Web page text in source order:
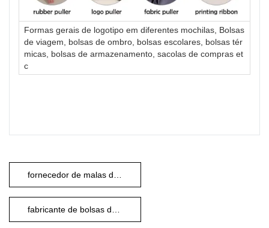
Formas gerais de logotipo em diferentes mochilas, Bolsas
de viagem, bolsas de ombro, bolsas escolares, bolsas tér
micas, bolsas de armazenamento, sacolas de compras et
c